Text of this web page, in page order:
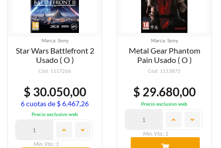
Marca: Sony
Star Wars Battlefront 2
Usado ( O )
Cód: 1117266
$ 30.050,00
6 cuotas de $ 6.467,26
Precio exclusivo web
Min. Vta.: 1
Marca: Sony
Metal Gear Phantom
Pain Usado ( O )
Cód: 1113875
$ 29.680,00
Precio exclusivo web
Min. Vta.: 1